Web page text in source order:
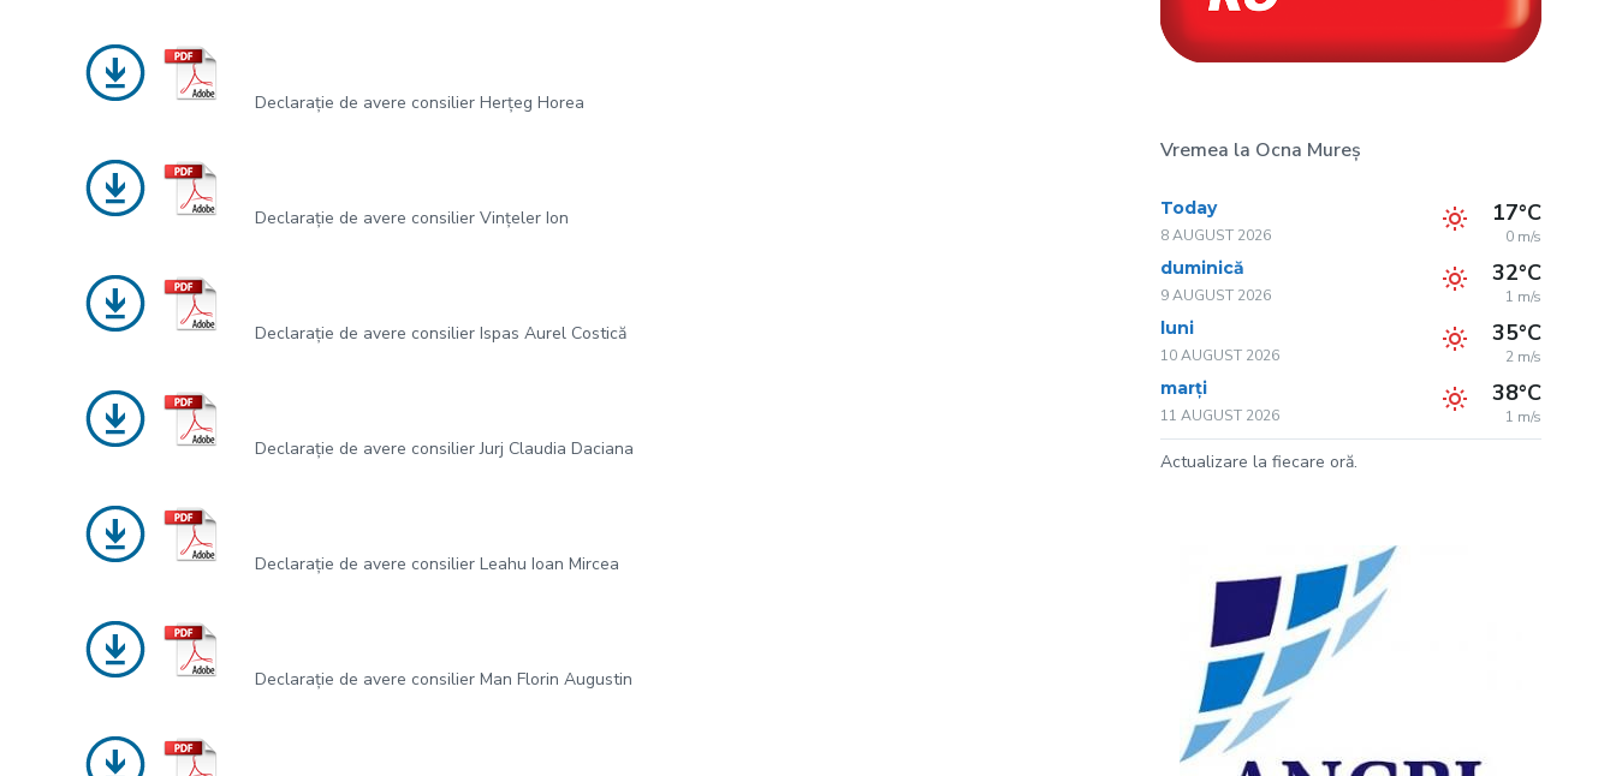
Declarație de avere consilier Herțeg Horea
Declarație de avere consilier Vințeler Ion
Declarație de avere consilier Ispas Aurel Costică
Declarație de avere consilier Jurj Claudia Daciana
Declarație de avere consilier Leahu Ioan Mircea
Declarație de avere consilier Man Florin Augustin
Vremea la Ocna Mureș
Today
8 AUGUST 2026
17°C
0 m/s
duminică
9 AUGUST 2026
32°C
1 m/s
luni
10 AUGUST 2026
35°C
2 m/s
marți
11 AUGUST 2026
38°C
1 m/s
Actualizare la fiecare oră.